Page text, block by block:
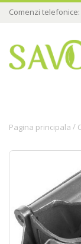
Comenzi telefonice:
Pagina principala /